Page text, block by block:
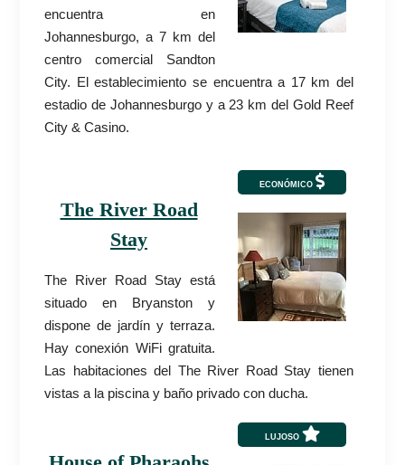
encuentra en
Johannesburgo, a 7 km del
centro comercial Sandton
City. El establecimiento se encuentra a 17 km del
estadio de Johannesburgo y a 23 km del Gold Reef
City & Casino.
ECONÓMICO
The River Road
Stay
The River Road Stay está
situado en Bryanston y
dispone de jardín y terraza.
Hay conexión WiFi gratuita.
Las habitaciones del The River Road Stay tienen
vistas a la piscina y baño privado con ducha.
LUJOSO